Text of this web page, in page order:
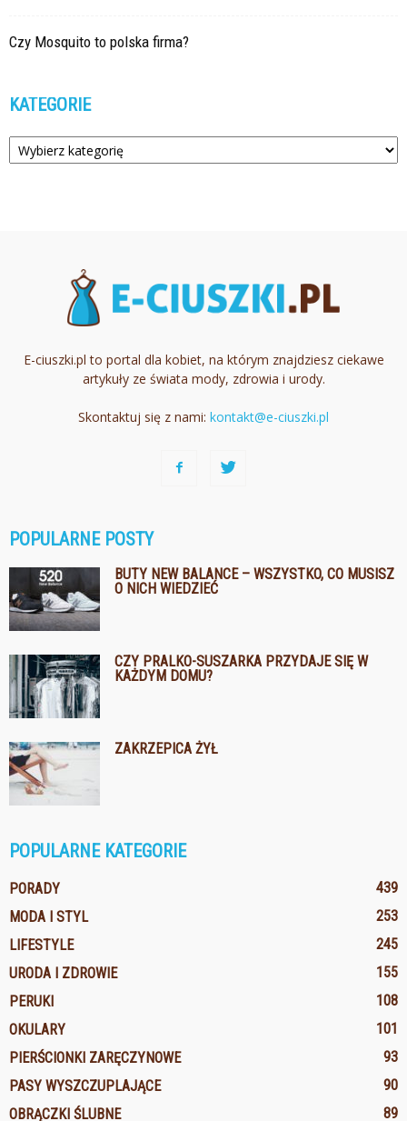
Czy Mosquito to polska firma?
KATEGORIE
Kategorie
E-ciuszki.pl to portal dla kobiet, na którym znajdziesz ciekawe
artykuły ze świata mody, zdrowia i urody.
Skontaktuj się z nami: kontakt@e-ciuszki.pl
POPULARNE POSTY
BUTY NEW BALANCE – WSZYSTKO, CO MUSISZ
O NICH WIEDZIEĆ
CZY PRALKO-SUSZARKA PRZYDAJE SIĘ W
KAŻDYM DOMU?
ZAKRZEPICA ŻYŁ
POPULARNE KATEGORIE
PORADY
439
MODA I STYL
253
LIFESTYLE
245
URODA I ZDROWIE
155
PERUKI
108
OKULARY
101
PIERŚCIONKI ZARĘCZYNOWE
93
PASY WYSZCZUPLAJĄCE
90
OBRĄCZKI ŚLUBNE
89